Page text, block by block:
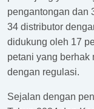
pengantongan dan
34 distributor
didukung oleh 17
petani yang berhak
dengan regulasi.
Sejalan dengan